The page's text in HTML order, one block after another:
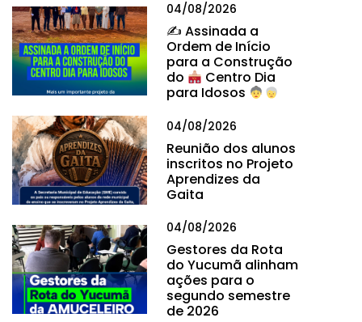
04/08/2026
✍ Assinada a
Ordem de Início
para a Construção
do
Centro Dia
para Idosos
04/08/2026
Reunião dos alunos
inscritos no Projeto
Aprendizes da
Gaita
04/08/2026
Gestores da Rota
do Yucumã alinham
ações para o
segundo semestre
de 2026